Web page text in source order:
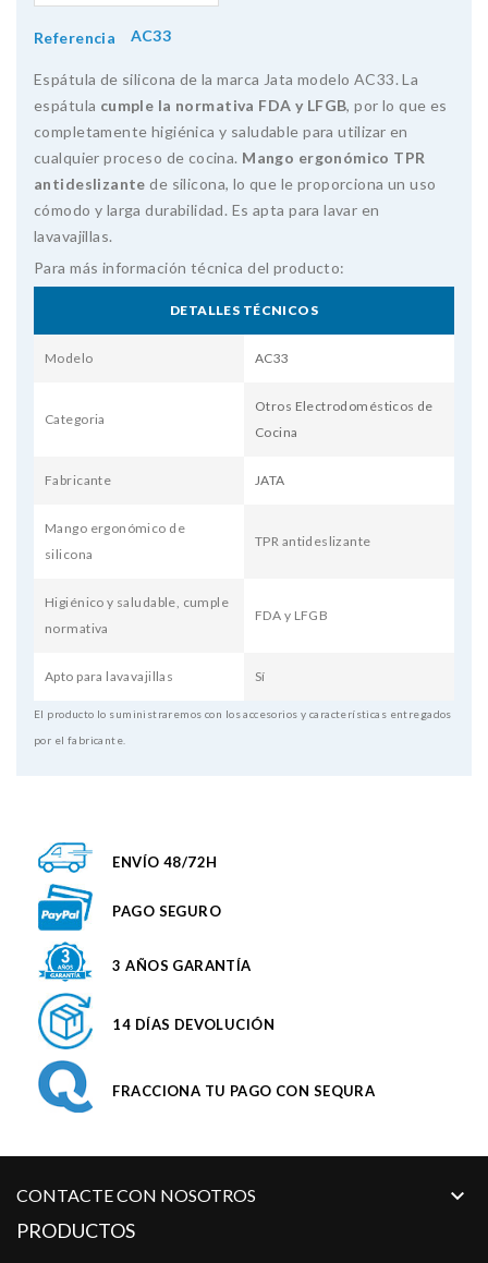
Referencia AC33
Espátula de silicona de la marca Jata modelo AC33. La
espátula cumple la normativa FDA y LFGB, por lo que es
completamente higiénica y saludable para utilizar en
cualquier proceso de cocina. Mango ergonómico TPR
antideslizante de silicona, lo que le proporciona un uso
cómodo y larga durabilidad. Es apta para lavar en
lavavajillas.
Para más información técnica del producto:
DETALLES TÉCNICOS
Modelo AC33
Categoria
Otros Electrodomésticos de
Cocina
Fabricante JATA
Mango ergonómico de
silicona
TPR antideslizante
Higiénico y saludable, cumple
normativa
FDA y LFGB
Apto para lavavajillas Sí
El producto lo suministraremos con los accesorios y características entregados
por el fabricante.
ENVÍO 48/72H
PAGO SEGURO
3 AÑOS GARANTÍA
14 DÍAS DEVOLUCIÓN
FRACCIONA TU PAGO CON SEQURA
CONTACTE CON NOSOTROS 
PRODUCTOS